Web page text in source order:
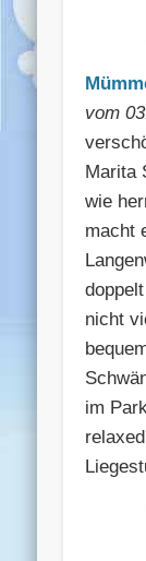
vom
Marita
wie
macht
nicht
im